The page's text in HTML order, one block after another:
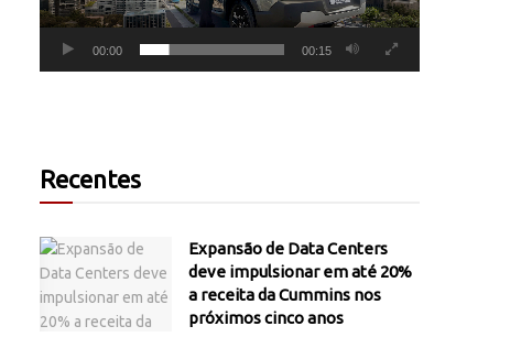
00:00 00:15
Recentes
Expansão de Data Centers
deve impulsionar em até 20%
a receita da Cummins nos
próximos cinco anos